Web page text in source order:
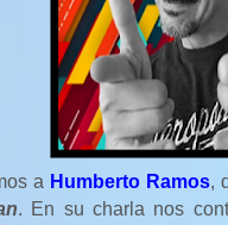
a Humberto Ramos,
. En su charla nos